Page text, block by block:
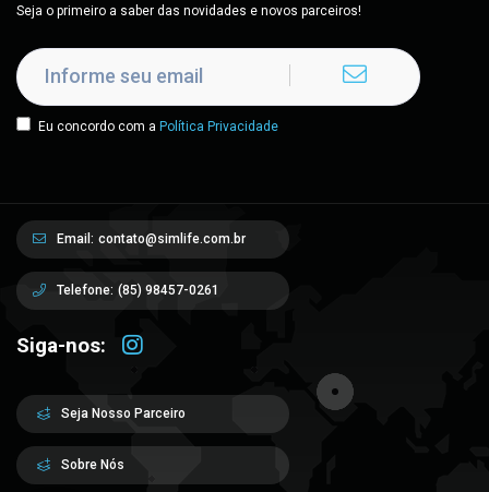
Seja o primeiro a saber das novidades e novos parceiros!
Eu concordo com a Política Privacidade
Email: contato@simlife.com.br
Telefone: (85) 98457-0261
Siga-nos:
Seja Nosso Parceiro
Sobre Nós